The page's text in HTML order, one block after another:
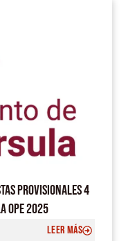
PROVISIONALES 4
OPE 2025
LEER MÁS